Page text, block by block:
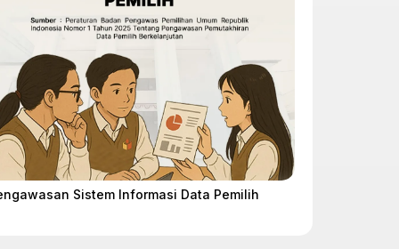
Sistem Informasi Data Pemilih